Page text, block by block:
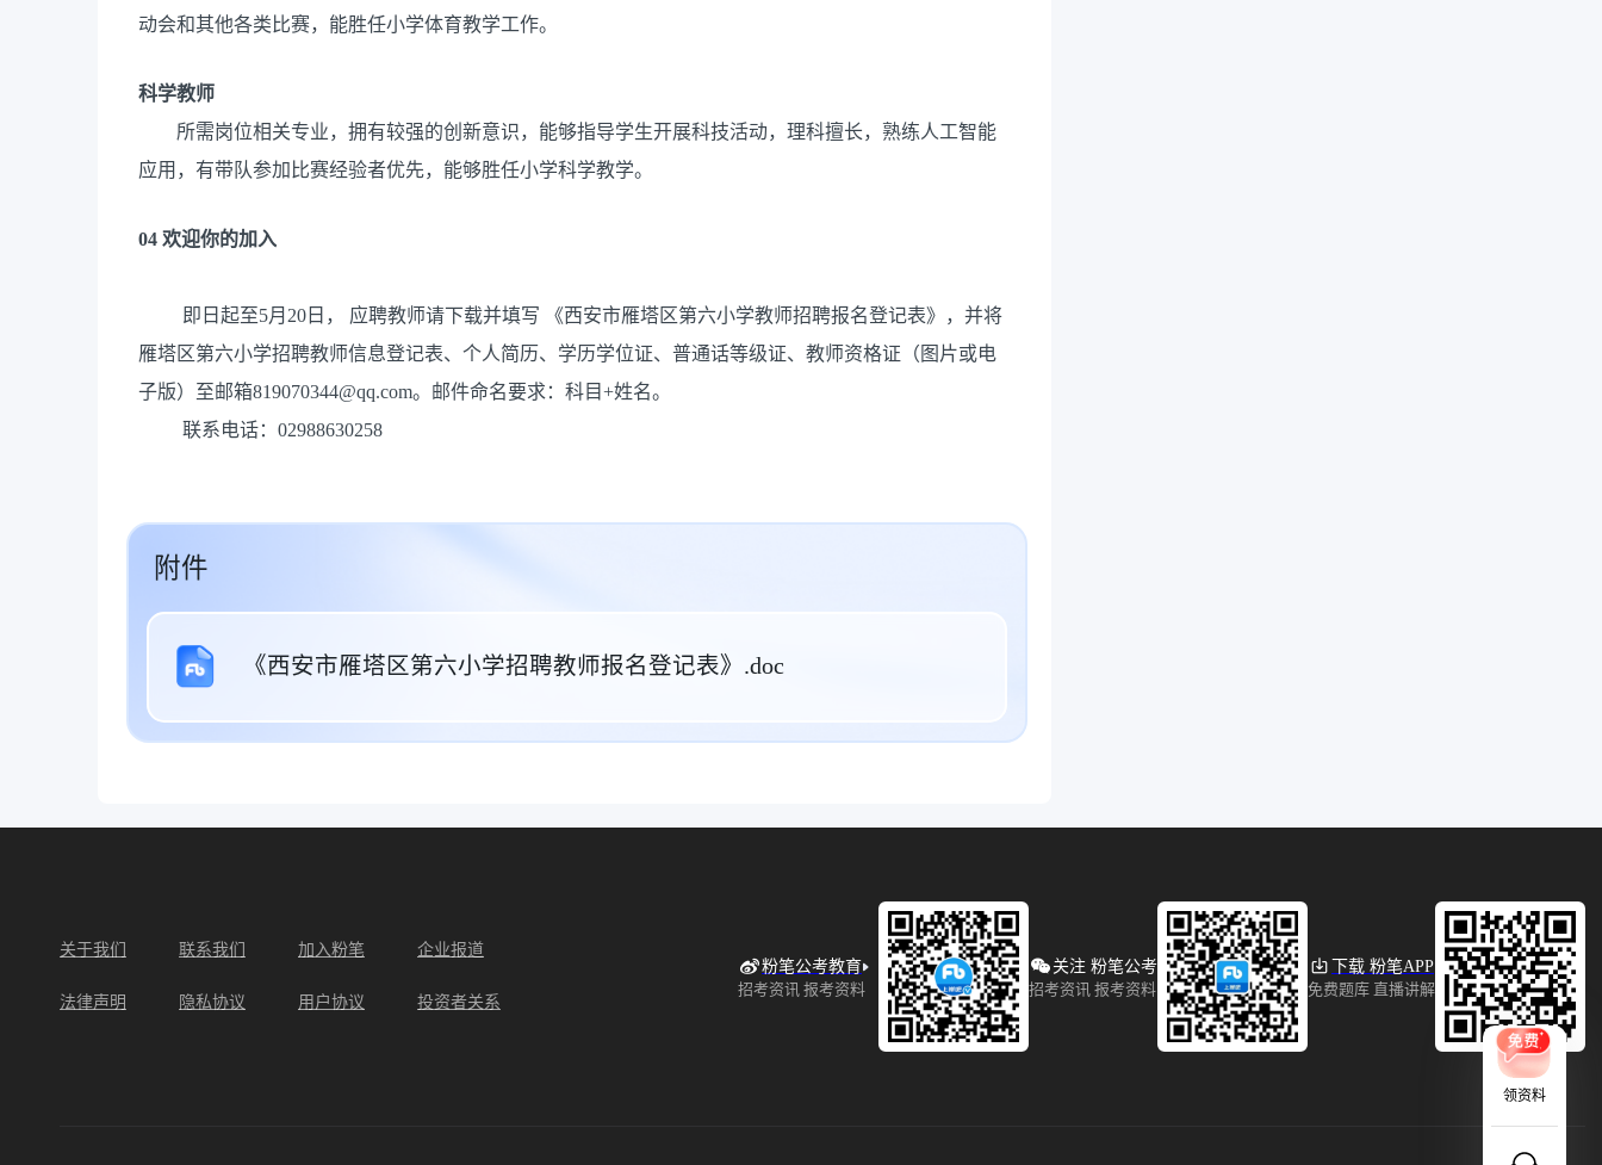
动会和其他各类比赛，能胜任小学体育教学工作。
科学教师
所需岗位相关专业，拥有较强的创新意识，能够指导学生开展科技活动，理科擅长，熟练人工智能
应用，有带队参加比赛经验者优先，能够胜任小学科学教学。
04 欢迎你的加入
即日起至5月20日， 应聘教师请下载并填写 《西安市雁塔区第六小学教师招聘报名登记表》，并将
雁塔区第六小学招聘教师信息登记表、个人简历、学历学位证、普通话等级证、教师资格证（图片或电
子版）至邮箱819070344@qq.com。邮件命名要求：科目+姓名。
联系电话：02988630258
附件
《西安市雁塔区第六小学招聘教师报名登记表》.doc
领资料
关于我们 联系我们 加入粉笔 企业报道
法律声明 隐私协议 用户协议 投资者关系
粉笔公考教育
招考资讯 报考资料
关注 粉笔公考
招考资讯 报考资料
下载 粉笔APP
免费题库 直播讲解